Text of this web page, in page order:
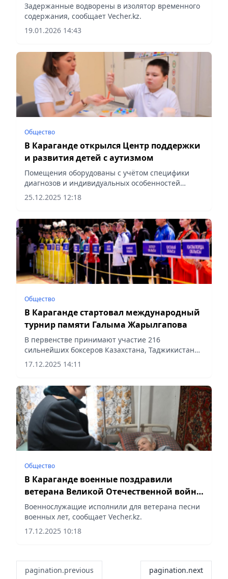
Задержанные водворены в изолятор временного
содержания, сообщает Vecher.kz.
19.01.2026 14:43
Общество
В Караганде открылся Центр поддержки
и развития детей с аутизмом
Помещения оборудованы с учётом специфики
диагнозов и индивидуальных особенностей
детей, сообщает Vecher.kz.
25.12.2025 12:18
Общество
В Караганде стартовал международный
турнир памяти Галыма Жарылгапова
В первенстве принимают участие 216
сильнейших боксеров Казахстана, Таджикистана,
Узбекистана и Китая, сообщает Vecher.kz.
17.12.2025 14:11
Общество
В Караганде военные поздравили
ветерана Великой Отечественной войны
с вековым юбилеем
Военнослужащие исполнили для ветерана песни
военных лет, сообщает Vecher.kz.
17.12.2025 10:18
pagination.previous pagination.next